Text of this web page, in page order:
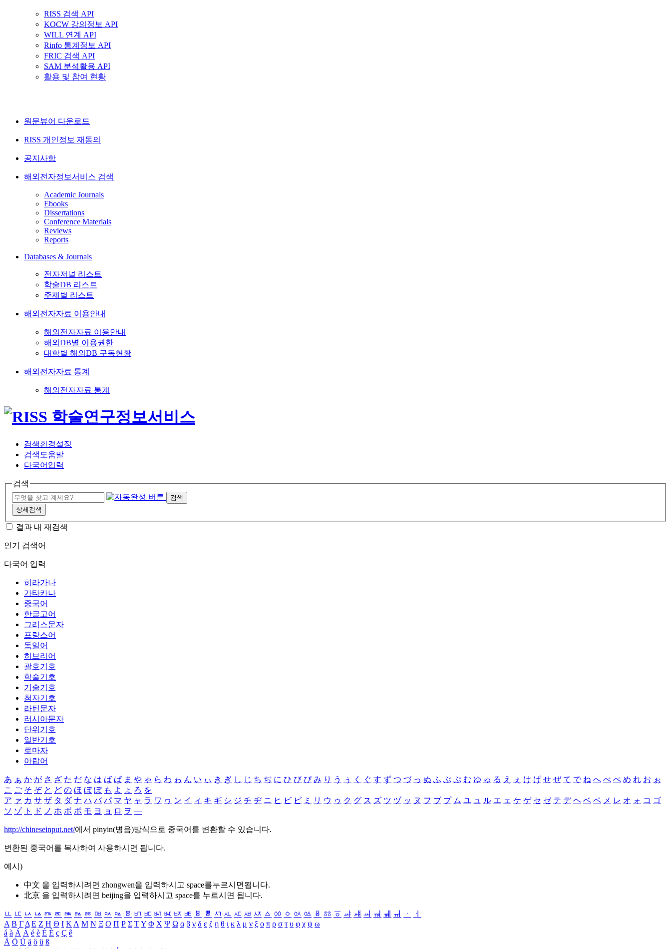
RISS 검색 API
KOCW 강의정보 API
WILL 연계 API
Rinfo 통계정보 API
FRIC 검색 API
SAM 분석활용 API
활용 및 참여 현황
원문뷰어 다운로드
RISS 개인정보 재동의
공지사항
해외전자정보서비스 검색
Academic Journals
Ebooks
Dissertations
Conference Materials
Reviews
Reports
Databases & Journals
전자저널 리스트
학술DB 리스트
주제별 리스트
해외전자자료 이용안내
해외전자자료 이용안내
해외DB별 이용권한
대학별 해외DB 구독현황
해외전자자료 통계
해외전자자료 통계
검색환경설정
검색도움말
다국어입력
검색
검색
상세검색
결과 내 재검색
인기 검색어
다국어 입력
히라가나
가타카나
중국어
한글고어
그리스문자
프랑스어
독일어
히브리어
괄호기호
학술기호
기술기호
첨자기호
라틴문자
러시아문자
단위기호
일반기호
로마자
아랍어
あ ぁ か が さ ざ た だ な は ば ぱ ま や ゃ ら わ ゎ ん い ぃ き ぎ し じ ち ぢ に ひ び ぴ み り う ぅ く ぐ す ず つ づ っ ぬ ふ ぶ ぷ む ゆ ゅ る え ぇ け げ せ ぜ て で ね へ べ ぺ め れ お ぉ
こ ご そ ぞ と ど の ほ ぼ ぽ も よ ょ ろ を
ア ァ カ サ ザ タ ダ ナ ハ バ パ マ ヤ ャ ラ ワ ヮ ン イ ィ キ ギ シ ジ チ ヂ ニ ヒ ビ ピ ミ リ ウ ゥ ク グ ス ズ ツ ヅ ッ ヌ フ ブ プ ム ユ ュ ル エ ェ ケ ゲ セ ゼ テ デ ヘ ベ ペ メ レ オ ォ コ ゴ
ソ ゾ ト ド ノ ホ ボ ポ モ ヨ ョ ロ ヲ ―
http://chineseinput.net/에서 pinyin(병음)방식으로 중국어를 변환할 수 있습니다.
변환된 중국어를 복사하여 사용하시면 됩니다.
예시)
中文 을 입력하시려면 zhongwen을 입력하시고 space를누르시면됩니다.
北京 을 입력하시려면 beijing을 입력하시고 space를 누르시면 됩니다.
ㅥ ㅦ ㅧ ㅨ ㅩ ㅪ ㅫ ㅬ ㅭ ㅮ ㅯ ㅰ ㅱ ㅲ ㅳ ㅴ ㅵ ㅶ ㅷ ㅸ ㅹ ㅺ ㅻ ㅼ ㅽ ㅾ ㅿ ㆀ ㆁ ㆂ ㆃ ㆄ ㆅ ㆆ ㆇ ㆈ ㆉ ㆊ ㆋ ㆌ ㆍ
ㆎ
Α Β ΓΔ Ε Ζ Η Θ Ι ΚΛ Μ Ν Ξ Ο Π Ρ Σ ΤΥ Φ Χ Ψ Ω α β γ δ ε ζ η θ ι κ λ μ ν ξ ο π ρ σ τ υ φ χ ψ ω
á à Á À é è É È ç Ç ê
Ä Ö Ü ä ö ü ß